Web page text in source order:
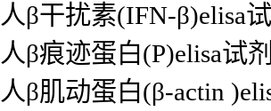
人β干扰素(IFN-β)elisa
人β痕迹蛋白(P)elisa试
人β肌动蛋白(β-actin